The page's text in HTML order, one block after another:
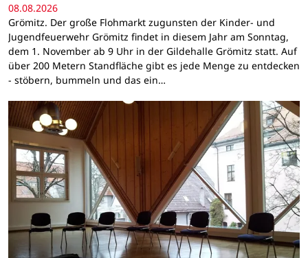
08.08.2026
Grömitz. Der große Flohmarkt zugunsten der Kinder- und
Jugendfeuerwehr Grömitz findet in diesem Jahr am Sonntag,
dem 1. November ab 9 Uhr in der Gildehalle Grömitz statt. Auf
über 200 Metern Standfläche gibt es jede Menge zu entdecken
- stöbern, bummeln und das ein…